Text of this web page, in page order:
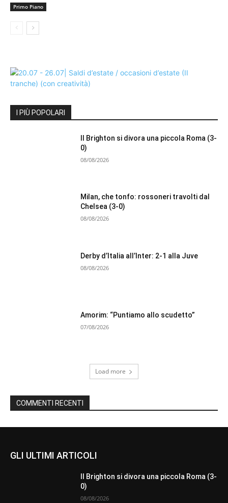
Primo Piano
I PIÙ POPOLARI
Il Brighton si divora una piccola Roma (3-
0)
08/08/2026
Milan, che tonfo: rossoneri travolti dal
Chelsea (3-0)
08/08/2026
Derby d’Italia all’Inter: 2-1 alla Juve
08/08/2026
Amorim: “Puntiamo allo scudetto”
07/08/2026
Load more
COMMENTI RECENTI
GLI ULTIMI ARTICOLI
Il Brighton si divora una piccola Roma (3-
0)
08/08/2026